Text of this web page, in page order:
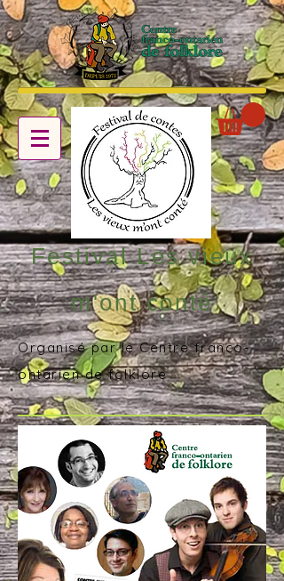
Festival Les vieux
m'ont conté
Organisé par le Centre franco-
ontarien de folklore